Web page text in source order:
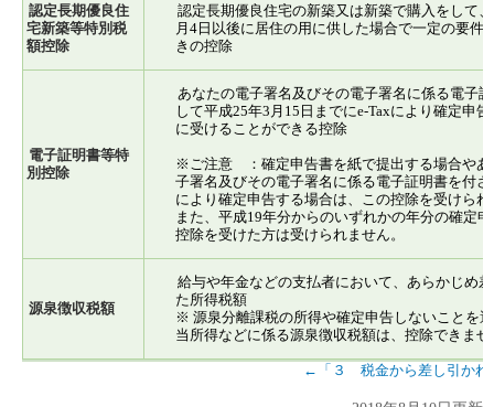
認定長期優良住
宅新築等特別税
額控除
認定長期優良住宅の新築又は新築で購入をして
月4日以後に居住の用に供した場合で一定の要件
きの控除
電子証明書等特
別控除
あなたの電子署名及びその電子署名に係る電子
して平成25年3月15日までにe-Taxにより確定申
に受けることができる控除
※ご注意 ：確定申告書を紙で提出する場合やあ
子署名及びその電子署名に係る電子証明書を付さ
により確定申告する場合は、この控除を受けら
また、平成19年分からのいずれかの年分の確定
控除を受けた方は受けられません。
源泉徴収税額
給与や年金などの支払者において、あらかじめ
た所得税額
※ 源泉分離課税の所得や確定申告しないことを
当所得などに係る源泉徴収税額は、控除できませ
←「３ 税金から差し引かれ